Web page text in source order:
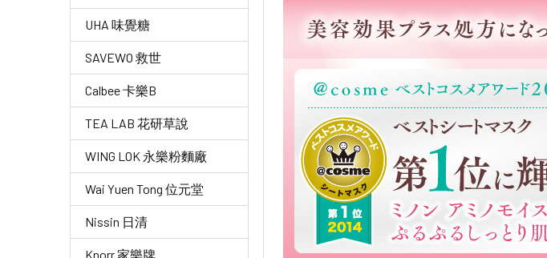
UHA 味覺糖
SAVEWO 救世
Calbee 卡樂B
TEA LAB 花研草說
WING LOK 永樂粉麵廠
Wai Yuen Tong 位元堂
Nissin 日清
Knorr 家樂牌